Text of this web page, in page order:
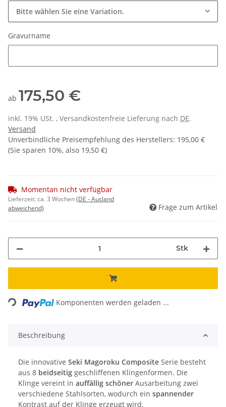
Bitte wählen Sie eine Variation.
Gravurname
ab 175,50 €
inkl. 19% USt. , Versandkostenfreie Lieferung nach DE.
Versand
Unverbindliche Preisempfehlung des Herstellers: 195,00 €
(Sie sparen 10%, also 19,50 €)
Momentan nicht verfügbar
Lieferzeit:ca. 3 Wochen(DE - Ausland
abweichend)
Frage zum Artikel
Stk
Loading... Komponenten werden geladen ...
Beschreibung
Die innovative Seki Magoroku Composite Serie besteht
aus 8 beidseitig geschliffenen Klingenformen. Die
Klinge vereint in auffällig schöner Ausarbeitung zwei
verschiedene Stahlsorten, wodurch ein spannender
Kontrast auf der Klinge erzeugt wird.